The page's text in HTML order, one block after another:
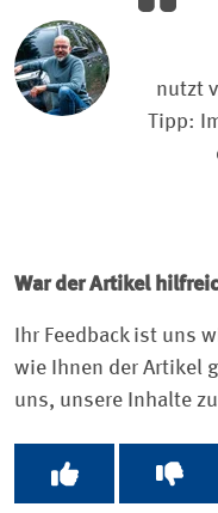
nutzt
Tipp:
War der Artikel
Ihr Feedback ist uns
wie Ihnen der Artikel
uns, unsere Inhalte